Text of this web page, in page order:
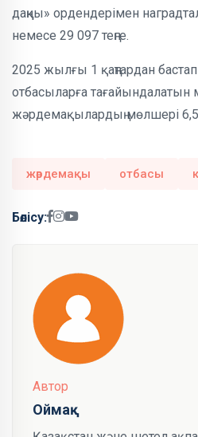
даңқы» ордендерімен
немесе 29 097 теңге.
2025 жылғы 1 қаңтардан
отбасыларға тағайындалатын
жәрдемақылардың мөлшері
жәрдемақы отбасы
Бөлісу:
Автор
Оймақ